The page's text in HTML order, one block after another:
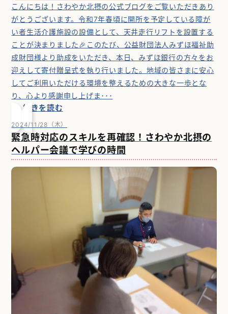
こんにちは！さわやか北摂の公式ブログをご覧いただきあり
がとうございます。令和7年春頃に開所を予定している障が
い者生活介護施設の設備として、天井走行リフトを設置する
ことが決まりました🎉このたび、公益財団法人みずほ福祉助
成財団様より助成をいただき、本日、みずほ銀行の方々をお
迎えして寄付贈呈式を執り行いました。地域の皆さまに安心
してご利用いただける環境を整えるための大きな一歩とな
り、心より感謝申し上げま･･･
続きを読む
2024/11/28（木）
緊急時対応のスキルを再確認！さわやか北摂の
ヘルパー会議で学びの時間